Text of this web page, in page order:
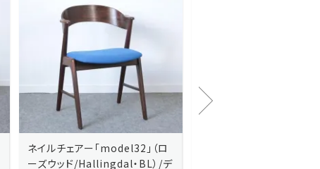
Kai Kristiansenカイ・クリスチ
ャンセン/ダイニングチェアー